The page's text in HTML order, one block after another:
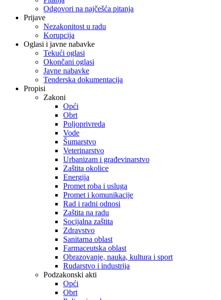
Odgovori na najčešća pitanja
Prijave
Nezakonitost u radu
Korupcija
Oglasi i javne nabavke
Tekući oglasi
Okončani oglasi
Javne nabavke
Tenderska dokumentacija
Propisi
Zakoni
Opći
Obrt
Poljoprivreda
Vode
Šumarstvo
Veterinarstvo
Urbanizam i građevinarstvo
Zaštita okolice
Energija
Promet roba i usluga
Promet i komunikacije
Rad i radni odnosi
Zaštita na radu
Socijalna zaštita
Zdravstvo
Sanitarna oblast
Farmaceutska oblast
Obrazovanje, nauka, kultura i sport
Rudarstvo i industrija
Podzakonski akti
Opći
Obrt